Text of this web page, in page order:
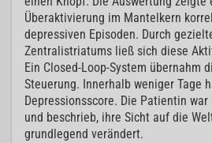
Überaktivierung im Mantelkern
depressiven Episoden. Durch
Zentralistriatums ließ sich diese
Ein Closed-Loop-System übernahm
Steuerung. Innerhalb weniger Tage
Depressionsscore. Die Patientin
und beschrieb, ihre Sicht auf die
grundlegend verändert.